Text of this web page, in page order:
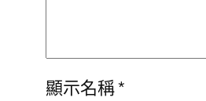
顯示名稱*